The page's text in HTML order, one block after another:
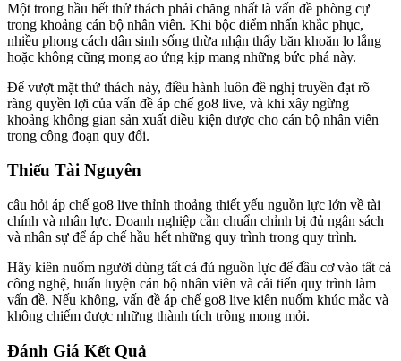
Một trong hầu hết thử thách phải chăng nhất là vấn đề phòng cự
trong khoảng cán bộ nhân viên. Khi bộc điểm nhấn khắc phục,
nhiều phong cách dân sinh sống thừa nhận thấy băn khoăn lo lắng
hoặc không cũng mong ao ứng kịp mang những bức phá này.
Để vượt mặt thử thách này, điều hành luôn đề nghị truyền đạt rõ
ràng quyền lợi của vấn đề áp chế go8 live, và khi xây ngừng
khoảng không gian sản xuất điều kiện được cho cán bộ nhân viên
trong công đoạn quy đổi.
Thiếu Tài Nguyên
câu hỏi áp chế go8 live thỉnh thoảng thiết yếu nguồn lực lớn về tài
chính và nhân lực. Doanh nghiệp cần chuẩn chỉnh bị đủ ngân sách
và nhân sự để áp chế hầu hết những quy trình trong quy trình.
Hãy kiên nuốm người dùng tất cả đủ nguồn lực để đầu cơ vào tất cả
công nghệ, huấn luyện cán bộ nhân viên và cải tiến quy trình làm
vấn đề. Nếu không, vấn đề áp chế go8 live kiên nuốm khúc mắc và
không chiếm được những thành tích trông mong mỏi.
Đánh Giá Kết Quả